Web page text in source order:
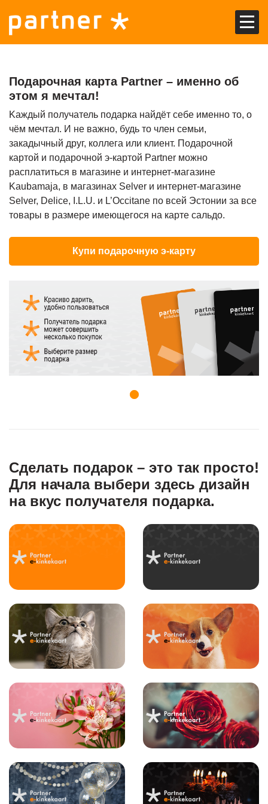
Главная
Предложения
Kарта Partner
Подарочная карта Partner
Купить подарочную карту
Сальдо и срок действия
Корзина
header.m-pocket
Подарочная карта Partner – именно об
этом я мечтал!
Kаждый получатель подарка найдёт себе именно то, о
чём мечтал. И не важно, будь то член семьи,
закадычный друг, коллега или клиент. Подарочной
картой и подарочной э-картой Partner можно
расплатиться в магазине и интернет-магазине
Kaubamaja, в магазинах Selver и интернет-магазине
Selver, Delice, I.L.U. и L’Occitane по всей Эстонии за все
товары в размере имеющегося на карте сальдо.
Купи подарочную э-карту
Сделать подарок – это так просто!
Для начала выбери здесь дизайн
на вкус получателя подарка.